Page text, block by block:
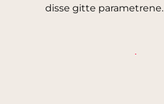
disse gitte parametrene.